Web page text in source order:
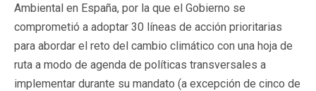
Ambiental en España, por la que el Gobierno se
comprometió a adoptar 30 líneas de acción prioritarias
para abordar el reto del cambio climático con una hoja de
ruta a modo de agenda de políticas transversales a
implementar durante su mandato (a excepción de cinco de